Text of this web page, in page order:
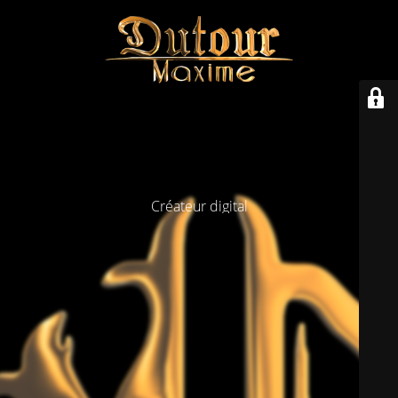
Créateur digital